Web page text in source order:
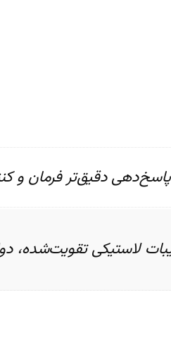
دقیق‌تر فرمان و
لاستیکی تقویت‌شده،